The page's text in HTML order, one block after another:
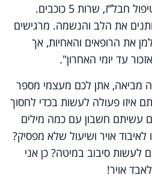
הקורונה ב’השרון’. מקבל טיפול חבל”ז, שרות 5 כוכבים.
את הלב והנשמה. מרגישים
את הרופאים והאחיות, אך
עד יומי האחרון".
מביאה, אתן לכם מעצמי מספר
איזו פעולה לעשות בכדי לחסוך
עשיתם חשבון עם כמה מילים
אויר ושיעול שלא מפסיק?
סיבוב במיטה? כן אני
אויר!